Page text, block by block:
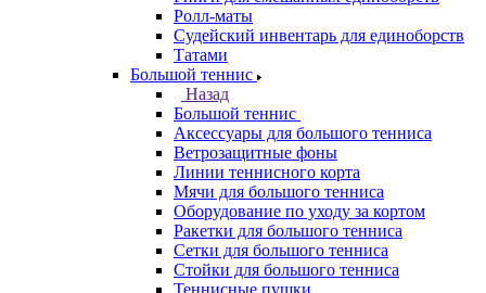
Ролл-маты
Судейский инвентарь для единоборств
Татами
Большой теннис
Назад
Большой теннис
Аксессуары для большого тенниса
Ветрозащитные фоны
Линии теннисного корта
Мячи для большого тенниса
Оборудование по уходу за кортом
Ракетки для большого тенниса
Сетки для большого тенниса
Стойки для большого тенниса
Теннисные пушки